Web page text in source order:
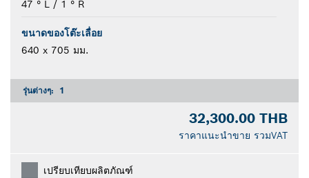
47 ° L / 1 ° R
ขนาดของโต๊ะเลื่อย
640 x 705 มม.
รุ่นต่างๆ: 1
32,300.00 THB
ราคาแนะนำขาย รวมVAT
เปรียบเทียบผลิตภัณฑ์